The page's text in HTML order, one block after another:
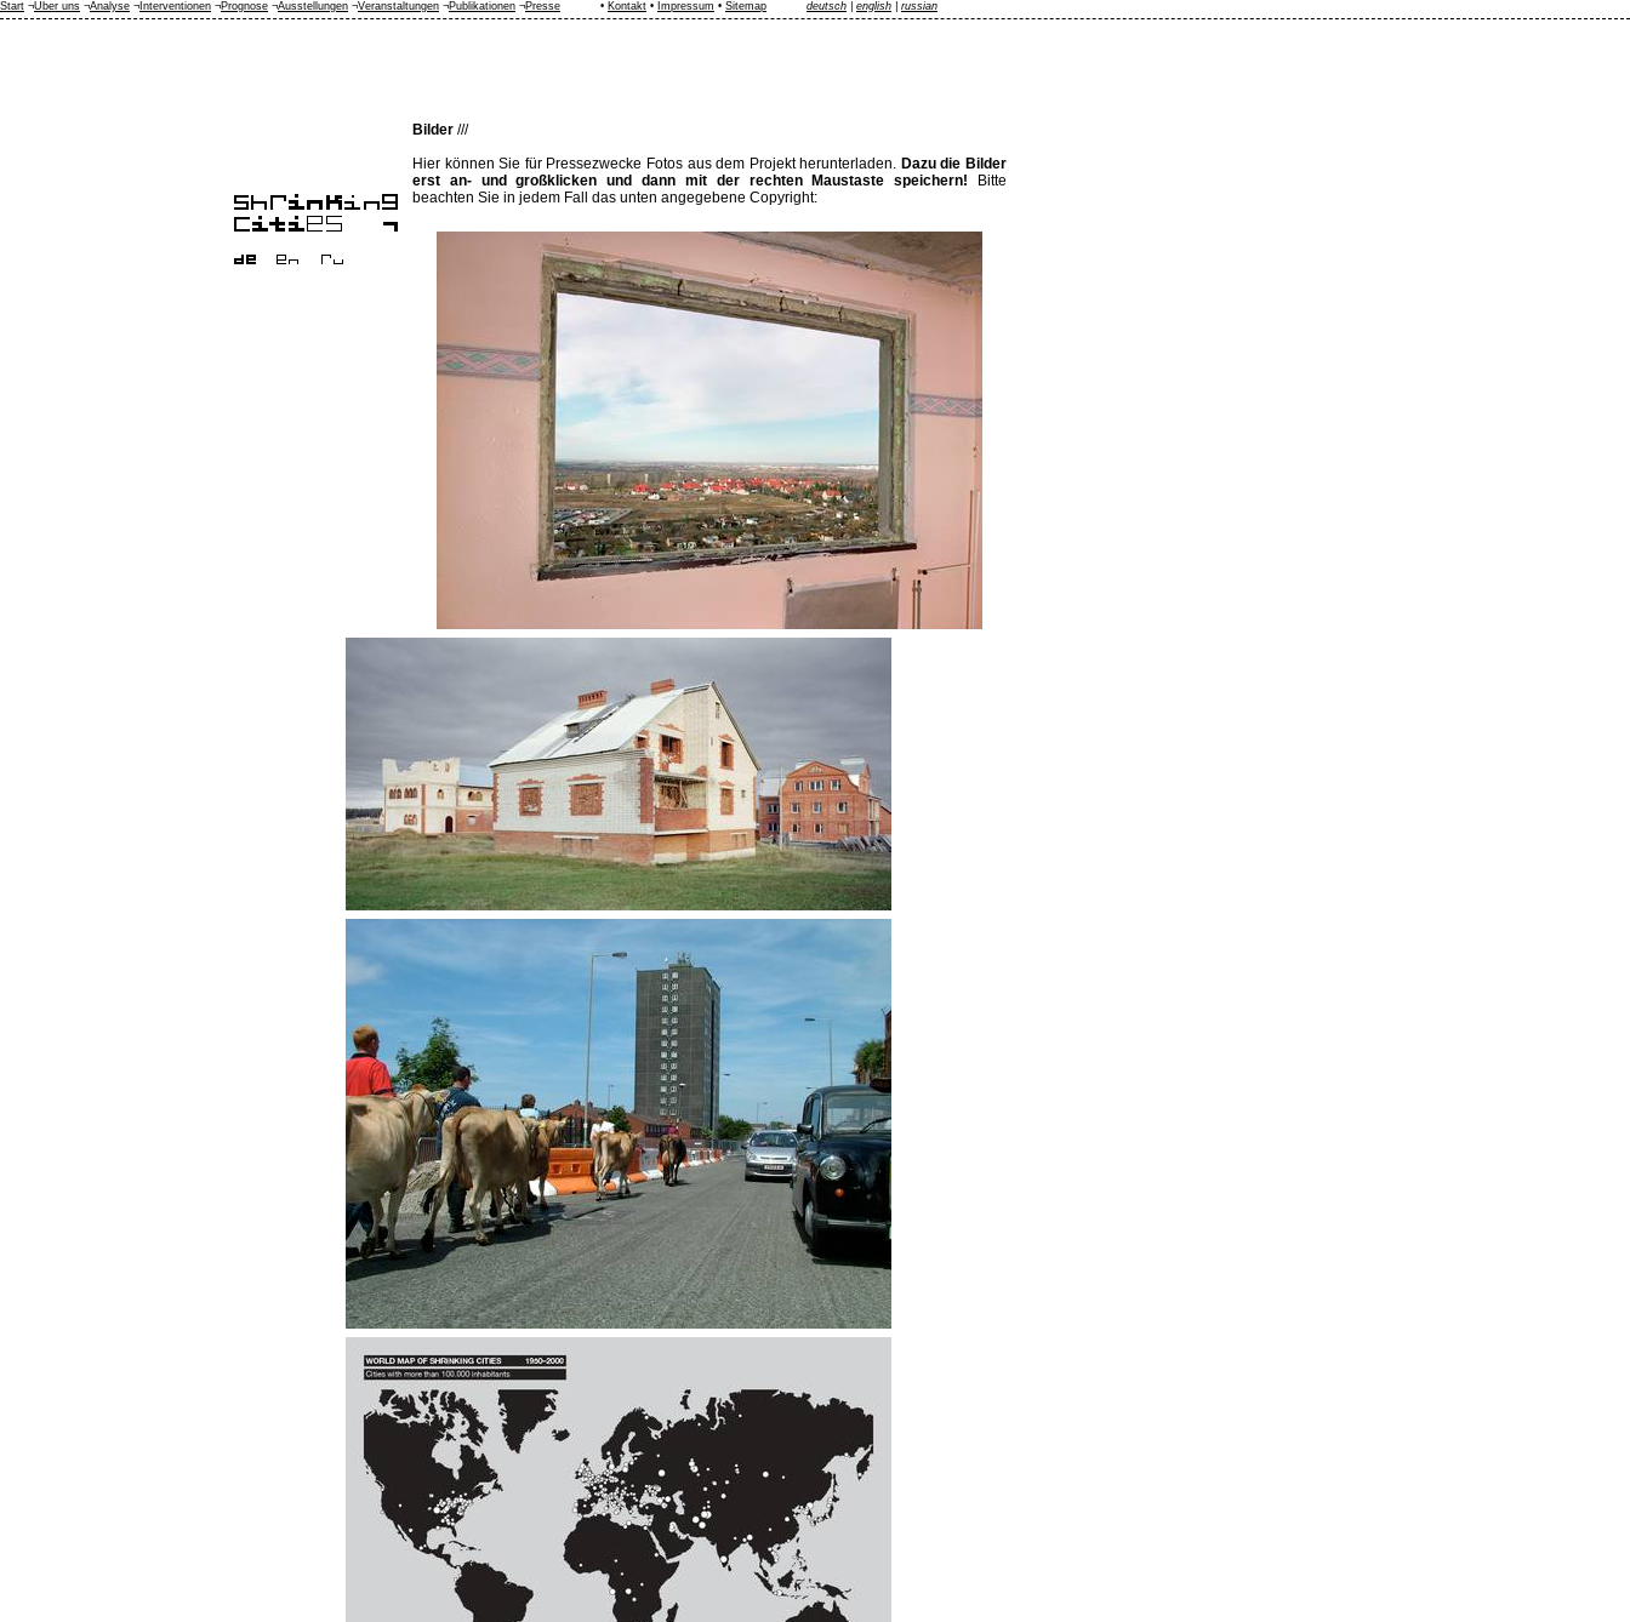
Bilder ///
Hier können Sie für Pressezwecke Fotos aus dem Projekt herunterladen. Dazu die Bilder
erst an- und großklicken und dann mit der rechten Maustaste speichern! Bitte
beachten Sie in jedem Fall das unten angegebene Copyright:
Start ¬Über uns ¬Analyse ¬ Interventionen ¬Prognose ¬Ausstellungen ¬Veranstaltungen ¬Publikationen ¬Presse • Kontakt • Impressum • Sitemap deutsch english russian